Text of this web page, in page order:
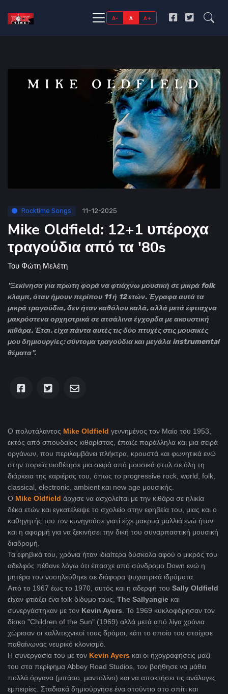
A- A A+
Rocktime Songs 11-12-2025
Mike Oldfield: 12+1 υπέροχα
τραγούδια από τα '80s
Του Φώτη Μελέτη
"Ξεκίνησα για πρώτη φορά να φτιάχνω μουσική σε μικρά folk
κλαμπ, όταν ήμουν περίπου 11 ή 12 ετών. Έγραφα αυτά τα
μικρά τραγούδια, δεν ήταν καθόλου καλά, αλλά μετά έφτιαχνα
μακρόστενα ορχηστρικά σε ατσάλινα έγχορδα με ακουστική
κιθάρα. Έτσι, είχα πάντα αυτές τις δύο πτυχές στις μουσικές
μου δημιουργίες: σύντομα τραγούδια και μεγάλα instrumental
θέματα".
Ο πολυτάλαντος Mike Oldfield γεννημένος τον Μαίο του 1953,
εκτός από σπουδαίος κιθαρίστας, έπαιζε παράλληλα και μια σειρά
οργάνων, που περιλαμβάνει πλήκτρα, κρουστά και φωνητικά ενώ
στην πορεία υιοθέτησε μια σειρά από μουσικά στυλ σε όλη τη
διάρκεια της καριέρας του, όπως το progressive rock, world, folk,
classical, electronic, ambient και new age μουσικής.
Ο Mike Oldfield άρχισε να ασχολείται με την κιθάρα σε ηλικία
δέκα ετών και εγκατέλειψε το σχολείο στην εφηβεία του, μιας και ο
καθηγητής του τον κυνηγούσε γιατί είχε μακρυά μαλλιά ενώ ήταν
και η αφορμή για να ξεκινήσει την δική του συναρπαστική μουσική
διαδρομή.
Τα εφηβικά του, χρόνια ήταν ιδιαίτερα δύσκολα αφού ο μικρός του
αδελφός πέθανε λόγω ότι έπασχε από σύνδρομο Down ενώ η
μητέρα του νοσηλεύθηκε σε διάφορα ψυχιατρικά ιδρύματα.
Από το 1967 έως το 1970, αυτός και η αδερφή του Sally Oldfield
είχαν φτιάξει ένα folk δίδυμο τους, The Sallyangie και
συνεργάστηκαν με τον Kevin Ayers. To 1969 κυκλοφόρησαν τον
δίσκο "Children of the Sun" (1969) αλλά μετά από λίγα χρόνια
χώρισαν οι καλλιτεχνικοί τους δρόμοι, κάτι το οποίο του στοίχισε
παθαίνωνας νευρικό κλονισμό.
Η συνεργασία του με τον Kevin Ayers και οι ηχογραφήσεις μαζί
του στα περίφημα Abbey Road Studios, τον βοήθησε να μάθει
πολλά όργανα (μπάσο, μαντολίνο) και να αποκτήσει τις ανάλογες
εμπειρίες. Σταδιακά δημιούργησε ένα στούντιο στο σπίτι και